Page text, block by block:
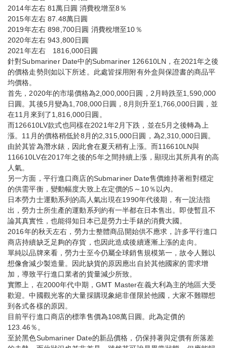
2014年左右 81萬日圓 消費稅增至8％
2015年左右 87.48萬日圓
2019年左右 898,700日圓 消費稅增至10％
2020年左右 943,800日圓
2021年左右 1816,000日圓
針對Submariner Date中的Submariner 126610LN，在2021年之後
的價格走勢則如以下所述。此處皆採用附有外盒與保證書的商品平
均價格。
首先，2020年的市場價格為2,000,000日圓，2月時跌至1,590,000
日圓。其後5月變為1,708,000日圓，8月則升至1,766,000日圓，並
在11月來到了1,816,000日圓。
而126610LV款式也同樣在2021年2月下跌，並在5月之後轉為上
漲。11月的價格稍低於8月的2,315,000日圓，為2,310,000日圓。
由於其皆為潛水錶，因此會在夏天稍有上漲。而116610LN與
116610LV在2017年之後的5年之間持續上漲，顯現出其所具有的高
人氣。
另一方面，平行進口商店的Submariner Date售價維持著相對穩定
的供需平衡，變動幅度大致上在定價的5～10％以內。
日本勞力士運動系列的高人氣出現在1990年代後期，有一說法指
出，勞力士所生產的運動系列約有一半都在日本售出。即使暫且不
論其真實性，也能得知日本已是勞力士手錶的消費大國。
2016年的秋天左右，勞力士整體商品開始供不應求，許多平行進口
商店持續缺乏足夠的存貨，也因此造成後續逐漸上漲的走向。
單純以品牌來看，勞力士至今仍屬全球銷售規模第一，故令人難以
想像會減少製造量。因此缺貨的原因應出自於其他國家的需求增
加，導致平行進口業者的貨量減少所致。
實際上，在2000年代中期，GMT Master在義大利為主的地區大受
歡迎。中國觀光客的大量採購現象絕非僅限於他國，大家不難聯想
到各式各樣的原因。
目前平行進口商店的標準售價為108萬日圓。此為定價的
123.46％。
至於黑色Submariner Date的新品價格，仍保持著與定價有所落差